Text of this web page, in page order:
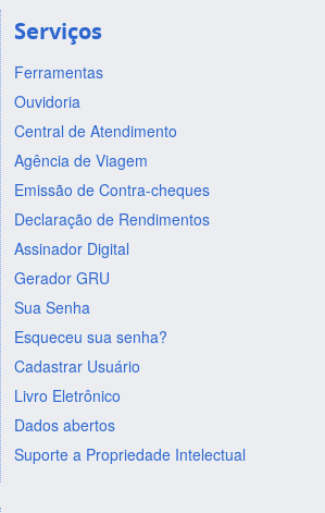
Serviços
Ferramentas
Ouvidoria
Central de Atendimento
Agência de Viagem
Emissão de Contra-cheques
Declaração de Rendimentos
Assinador Digital
Gerador GRU
Sua Senha
Esqueceu sua senha?
Cadastrar Usuário
Livro Eletrônico
Dados abertos
Suporte a Propriedade Intelectual